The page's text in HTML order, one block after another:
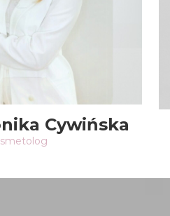
Cywińska